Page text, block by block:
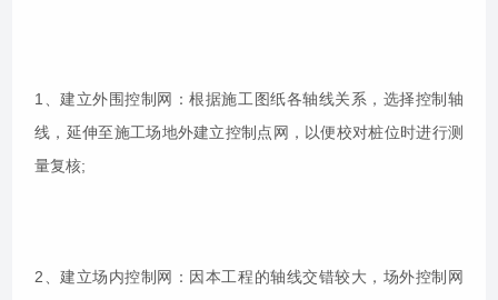
1、建立外围控制网：根据施工图纸各轴线关系，选择控制轴
线，延伸至施工场地外建立控制点网，以便校对桩位时进行测
量复核;
2、建立场内控制网：因本工程的轴线交错较大，场外控制网